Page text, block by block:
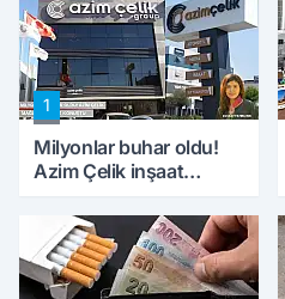
1
Milyonlar buhar oldu!
Azim Çelik inşaat
konuştu